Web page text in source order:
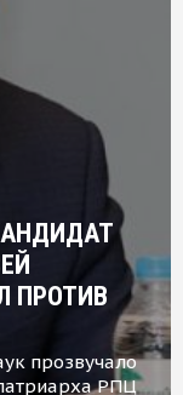
ПРОТИВ
прозвучало
РПЦ